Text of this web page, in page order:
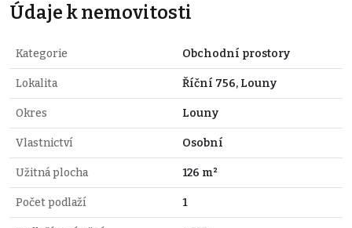
Údaje k nemovitosti
Kategorie Obchodní prostory
Lokalita Říční 756, Louny
Okres Louny
Vlastnictví Osobní
Užitná plocha 126 m²
Počet podlaží 1